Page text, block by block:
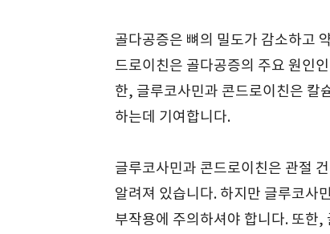
골다공증은 뼈의 밀도가 감소하고
드로이친은 골다공증의 주요 원인
한, 글루코사민과 콘드로이친은 칼
하는데 기여합니다.
글루코사민과 콘드로이친은 관절
알려져 있습니다. 하지만 글루코사
부작용에 주의하셔야 합니다. 또한